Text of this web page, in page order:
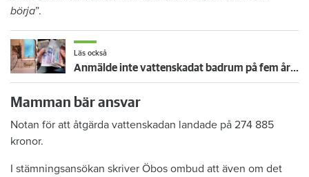
börja”.
Läs också
Anmälde inte vattenskadat badrum på fem år – krävs på 125 000 kronor
Mamman bär ansvar
Notan för att åtgärda vattenskadan landade på 274 885
kronor.
I stämningsansökan skriver Öbos ombud att även om det